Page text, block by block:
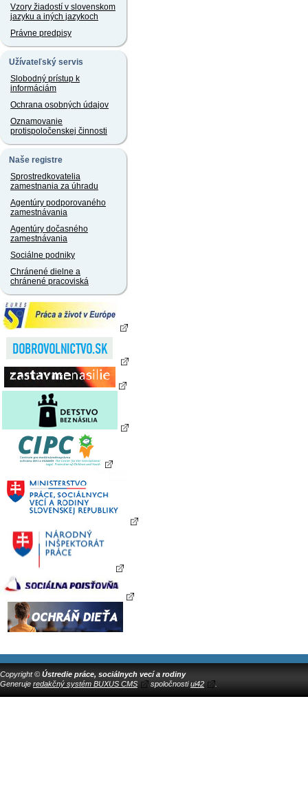
Vzory žiadostí v slovenskom
jazyku a iných jazykoch
Právne predpisy
Užívateľský servis
Slobodný prístup k
informáciám
Ochrana osobných údajov
Oznamovanie
protispoločenskej činnosti
Naše registre
Sprostredkovatelia
zamestnania za úhradu
Agentúry podporovaného
zamestnávania
Agentúry dočasného
zamestnávania
Sociálne podniky
Chránené dielne a
chránené pracoviská
Copyright © Ústredie práce, sociálnych vecí a rodiny
Generuje redakčný systém BUXUS CMS spoločnostiui42